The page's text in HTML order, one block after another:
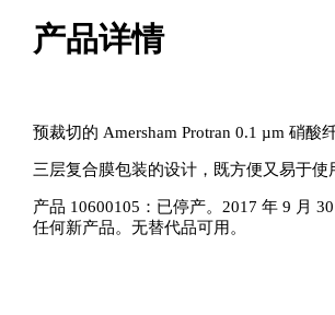
数
量
产品详情
预裁切的 Amersham Protran 0.1 µm 硝酸
三层复合膜包装的设计，既方便又易于使
产品 10600105：已停产。2017 年 9 月
任何新产品。无替代品可用。